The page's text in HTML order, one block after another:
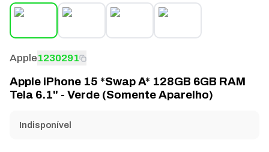
Apple1230291
Apple iPhone 15 *Swap A* 128GB 6GB RAM
Tela 6.1" - Verde (Somente Aparelho)
Indisponível